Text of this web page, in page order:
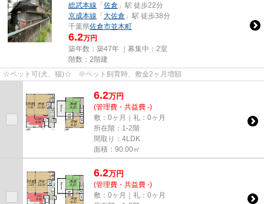
総武本線 「佐倉 」駅 徒歩22分
京成本線 「大佐倉 」駅 徒歩38分
千葉県佐倉市並木町
6.2万円
築年数：築47年 ｜募集中： 2室
階数：2階建
☆ペット可(犬、猫)☆ ※ペット飼育時、敷金2ヶ月増額
6.2万円
(管理費・共益費 -)
敷：0ヶ月｜礼：0ヶ月
所在階：1-2階
間取り：4LDK
面積：90.00㎡
6.2万円
(管理費・共益費 -)
敷：0ヶ月｜礼：0ヶ月